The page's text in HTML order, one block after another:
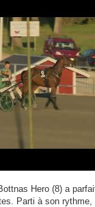
Hero (8) a
Parti à son rythme,